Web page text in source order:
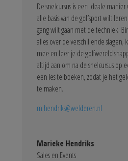
De snelcursus is een ideale manier
alle basis van de golfsport wilt
gang wilt gaan met de techniek.
alles over de verschillende
mee en leer je de golfwereld
altijd aan om na de snelcursus op
een les te boeken, zodat je het
te maken.
m.hendriks@welderen.nl
Marieke Hendriks
Sales en Events